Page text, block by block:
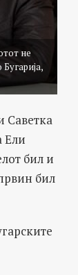
не
Саветка
Ели
бил и
бил